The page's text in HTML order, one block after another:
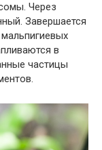
Через
Завершается
в
частицы